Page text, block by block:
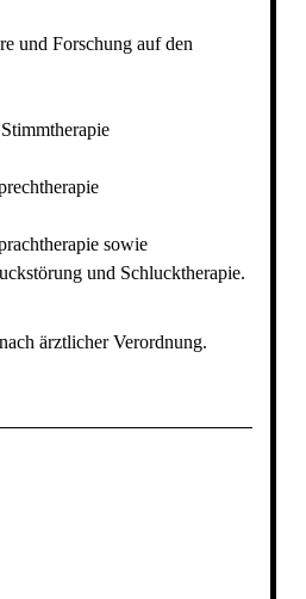
und Forschung auf den
sowie
und Schlucktherapie.
ärztlicher Verordnung.